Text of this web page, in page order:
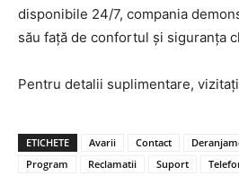
disponibile 24/7, compania
său față de confortul și siguranța
Pentru detalii suplimentare,
ETICHETE Avarii Contact
Program
Reclamatii Suport